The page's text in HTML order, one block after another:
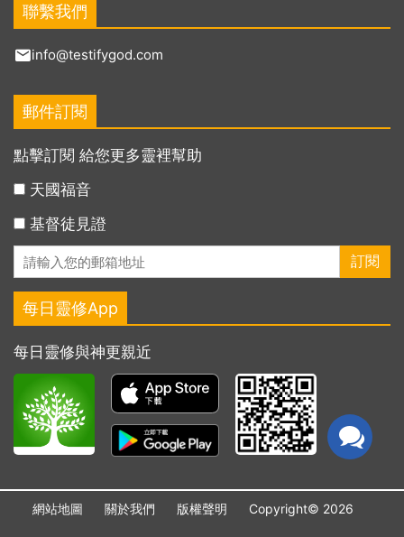
聯繫我們
info@testifygod.com
郵件訂閱
點擊訂閱 給您更多靈裡幫助
天國福音
基督徒見證
每日靈修App
每日靈修與神更親近
網站地圖 關於我們 版權聲明 Copyright© 2026